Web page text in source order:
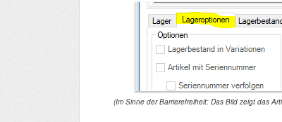
(Im Sinne der Barrierefreiheit: Das Bild zeigt das